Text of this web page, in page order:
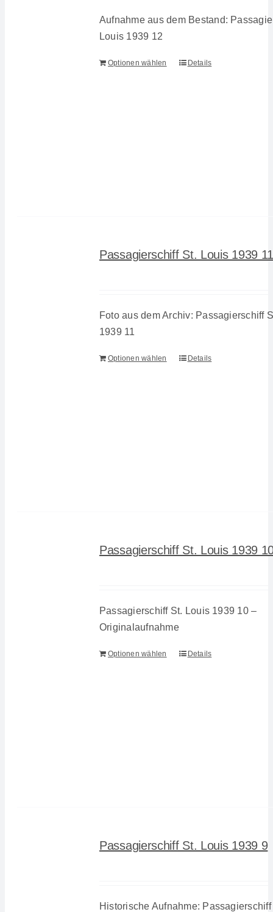
Aufnahme aus dem Bestand:
Louis 1939 12
Optionen wählen Details
Passagierschiff St. Louis 1939
Foto aus dem Archiv: Passagierschiff
1939 11
Optionen wählen Details
Passagierschiff St. Louis 1939
Passagierschiff St. Louis 1939 10 –
Originalaufnahme
Optionen wählen Details
Passagierschiff St. Louis 1939 9
Historische Aufnahme: